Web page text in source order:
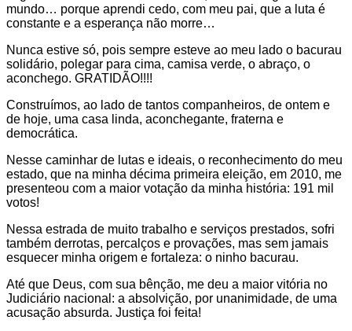
mundo… porque aprendi cedo, com meu pai, que a luta é
constante e a esperança não morre…
Nunca estive só, pois sempre esteve ao meu lado o bacurau
solidário, polegar para cima, camisa verde, o abraço, o
aconchego. GRATIDÃO!!!!
Construímos, ao lado de tantos companheiros, de ontem e
de hoje, uma casa linda, aconchegante, fraterna e
democrática.
Nesse caminhar de lutas e ideais, o reconhecimento do meu
estado, que na minha décima primeira eleição, em 2010, me
presenteou com a maior votação da minha história: 191 mil
votos!
Nessa estrada de muito trabalho e serviços prestados, sofri
também derrotas, percalços e provações, mas sem jamais
esquecer minha origem e fortaleza: o ninho bacurau.
Até que Deus, com sua bênção, me deu a maior vitória no
Judiciário nacional: a absolvição, por unanimidade, de uma
acusação absurda. Justiça foi feita!